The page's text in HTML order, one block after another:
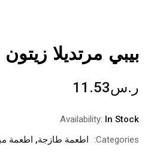
بيبي مرتديلا
ر.س11.53
Availability: In Stock
Categories:
اطعمة طازجة, اطعمة